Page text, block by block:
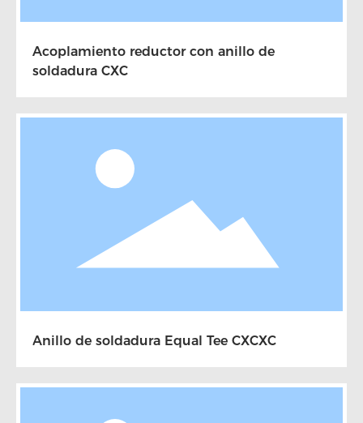
Acoplamiento reductor con anillo de
soldadura CXC
Anillo de soldadura Equal Tee CXCXC